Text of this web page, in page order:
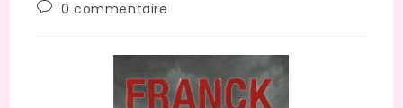
Commentaires
publication :
0 commentaire